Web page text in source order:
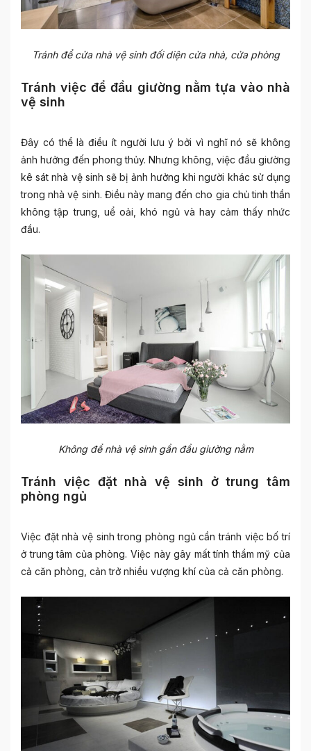
Tránh để cửa nhà vệ sinh đối diện cửa nhà, cửa phòng
Tránh việc để đầu giường nằm tựa vào nhà
vệ sinh
Đây có thể là điều ít người lưu ý bởi vì nghĩ nó sẽ không
ảnh hưởng đến phong thủy. Nhưng không, việc đầu giường
kê sát nhà vệ sinh sẽ bị ảnh hưởng khi người khác sử dụng
trong nhà vệ sinh. Điều này mang đến cho gia chủ tinh thần
không tập trung, uể oải, khó ngủ và hay cảm thấy nhức
đầu.
Không để nhà vệ sinh gần đầu giường nằm
Tránh việc đặt nhà vệ sinh ở trung tâm
phòng ngủ
Việc đặtnhà vệ sinh trong phòng ngủcần tránh việc bố trí
ở trung tâm của phòng. Việc này gây mất tính thẩm mỹ của
cả căn phòng, cản trở nhiều vượng khí của cả căn phòng.